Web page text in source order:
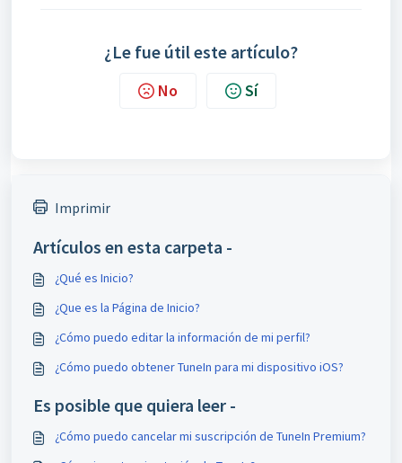
¿Le fue útil este artículo?
No Sí
Imprimir
Artículos en esta carpeta -
¿Qué es Inicio?
¿Que es la Página de Inicio?
¿Cómo puedo editar la información de mi perfil?
¿Cómo puedo obtener TuneIn para mi dispositivo iOS?
Es posible que quiera leer -
¿Cómo puedo cancelar mi suscripción de TuneIn Premium?